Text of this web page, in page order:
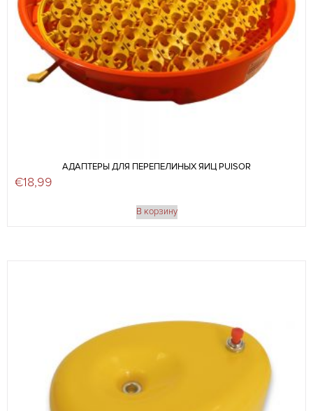
АДАПТЕРЫ ДЛЯ ПЕРЕПЕЛИНЫХ ЯИЦ PUISOR
€18,99
В корзину